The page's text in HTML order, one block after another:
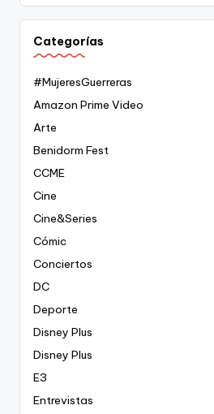
Categorías
#MujeresGuerreras
Amazon Prime Video
Arte
Benidorm Fest
CCME
Cine
Cine&Series
Cómic
Conciertos
DC
Deporte
Disney Plus
Disney Plus
E3
Entrevistas